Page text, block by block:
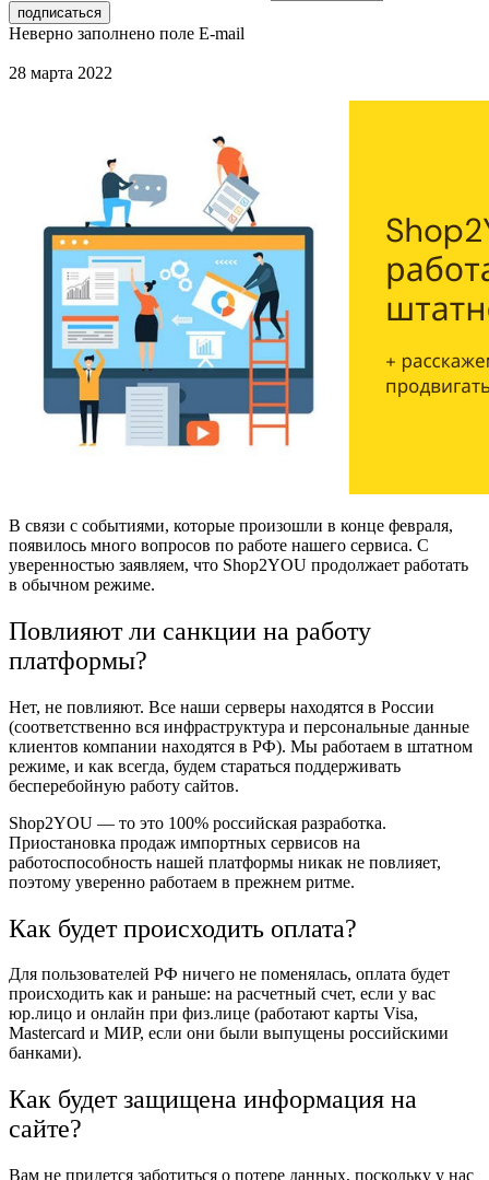
Неверно заполнено поле E-mail
28 марта 2022
В связи с событиями, которые произошли в конце февраля,
появилось много вопросов по работе нашего сервиса. С
уверенностью заявляем, что Shop2YOU продолжает работать
в обычном режиме.
Повлияют ли санкции на работу
платформы?
Нет, не повлияют. Все наши серверы находятся в России
(соответственно вся инфраструктура и персональные данные
клиентов компании находятся в РФ). Мы работаем в штатном
режиме, и как всегда, будем стараться поддерживать
бесперебойную работу сайтов.
Shop2YOU — то это 100% российская разработка.
Приостановка продаж импортных сервисов на
работоспособность нашей платформы никак не повлияет,
поэтому уверенно работаем в прежнем ритме.
Как будет происходить оплата?
Для пользователей РФ ничего не поменялась, оплата будет
происходить как и раньше: на расчетный счет, если у вас
юр.лицо и онлайн при физ.лице (работают карты Visa,
Mastercard и МИР, если они были выпущены российскими
банками).
Как будет защищена информация на
сайте?
Вам не придется заботиться о потере данных, поскольку у нас